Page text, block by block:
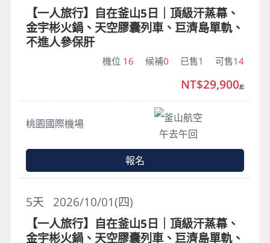
【一人旅行】自在釜山5日｜頂級汗蒸幕、
金宇彬火鍋、天空膠囊列車、巨濟島單軌、
不進人參保肝
機位 16 候補0 已售1 可售14
桃園國際機場
釜山航空
午去午回
NT$29,900起
報名
2026/10/01(四)
5天
【一人旅行】自在釜山5日｜頂級汗蒸幕、
金宇彬火鍋、天空膠囊列車、巨濟島單軌、